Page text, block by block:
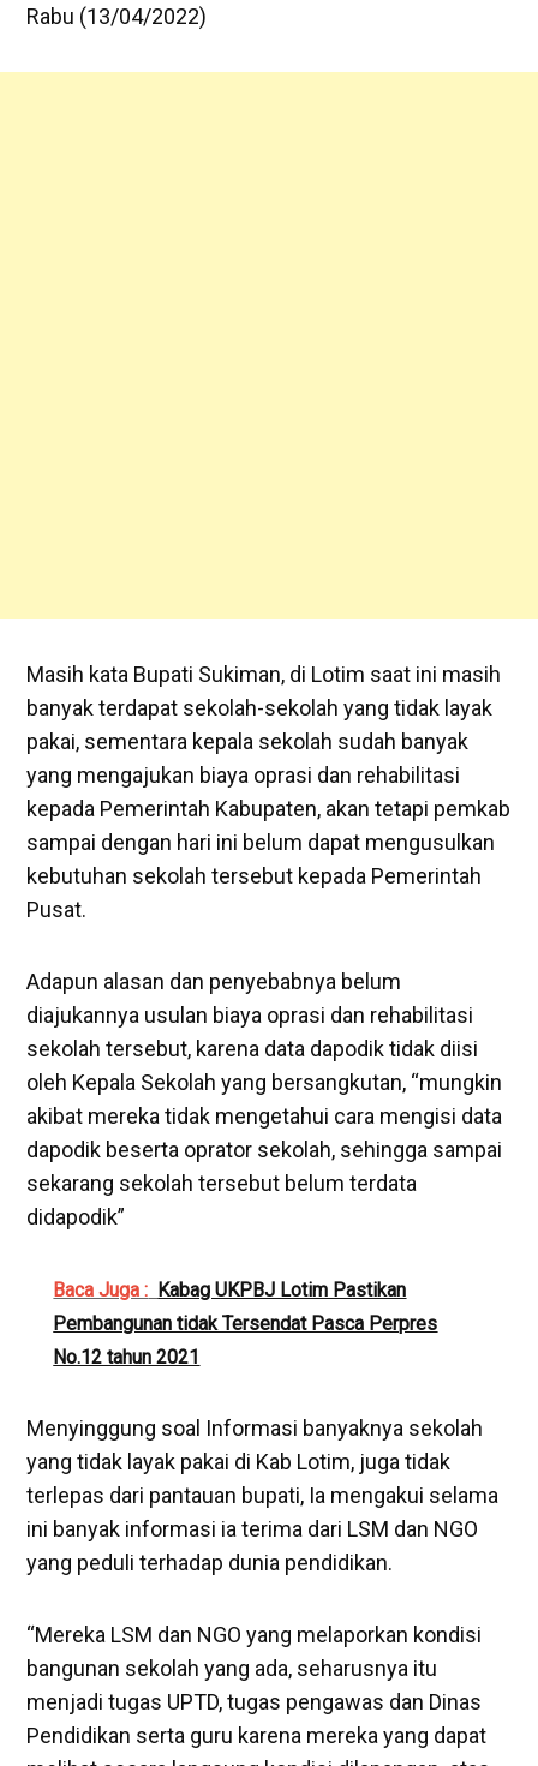
Rabu (13/04/2022)
Masih kata Bupati Sukiman, di Lotim saat ini masih
banyak terdapat sekolah-sekolah yang tidak layak
pakai, sementara kepala sekolah sudah banyak
yang mengajukan biaya oprasi dan rehabilitasi
kepada Pemerintah Kabupaten, akan tetapi pemkab
sampai dengan hari ini belum dapat mengusulkan
kebutuhan sekolah tersebut kepada Pemerintah
Pusat.
Adapun alasan dan penyebabnya belum
diajukannya usulan biaya oprasi dan rehabilitasi
sekolah tersebut, karena data dapodik tidak diisi
oleh Kepala Sekolah yang bersangkutan, “mungkin
akibat mereka tidak mengetahui cara mengisi data
dapodik beserta oprator sekolah, sehingga sampai
sekarang sekolah tersebut belum terdata
didapodik”
Baca Juga : Kabag UKPBJ Lotim Pastikan
Pembangunan tidak Tersendat Pasca Perpres
No.12 tahun 2021
Menyinggung soal Informasi banyaknya sekolah
yang tidak layak pakai di Kab Lotim, juga tidak
terlepas dari pantauan bupati, Ia mengakui selama
ini banyak informasi ia terima dari LSM dan NGO
yang peduli terhadap dunia pendidikan.
“Mereka LSM dan NGO yang melaporkan kondisi
bangunan sekolah yang ada, seharusnya itu
menjadi tugas UPTD, tugas pengawas dan Dinas
Pendidikan serta guru karena mereka yang dapat